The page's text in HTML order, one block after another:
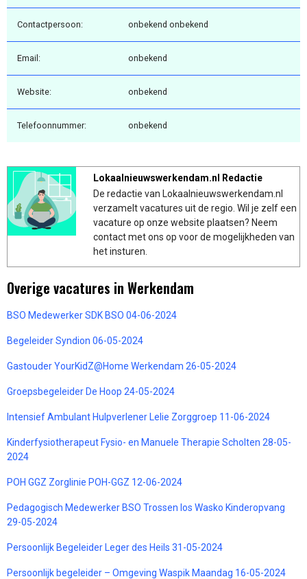
Contactpersoon: onbekend onbekend
Email: onbekend
Website: onbekend
Telefoonnummer: onbekend
Lokaalnieuwswerkendam.nl Redactie
De redactie van Lokaalnieuwswerkendam.nl
verzamelt vacatures uit de regio. Wil je zelf een
vacature op onze website plaatsen? Neem
contact met ons op voor de mogelijkheden van
het insturen.
Overige vacatures in Werkendam
BSO Medewerker SDK BSO 04-06-2024
Begeleider Syndion 06-05-2024
Gastouder YourKidZ@Home Werkendam 26-05-2024
Groepsbegeleider De Hoop 24-05-2024
Intensief Ambulant Hulpverlener Lelie Zorggroep 11-06-2024
Kinderfysiotherapeut Fysio- en Manuele Therapie Scholten 28-05-
2024
POH GGZ Zorglinie POH-GGZ 12-06-2024
Pedagogisch Medewerker BSO Trossen los Wasko Kinderopvang
29-05-2024
Persoonlijk Begeleider Leger des Heils 31-05-2024
Persoonlijk begeleider – Omgeving Waspik Maandag 16-05-2024